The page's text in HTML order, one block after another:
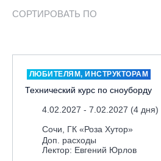
ЛЕКТОР
СОРТИРОВАТЬ ПО
ЛЮБИТЕЛЯМ, ИНСТРУКТОРАМ
Технический курс по сноуборду
4.02.2027 - 7.02.2027 (4 дня)
Сочи, ГК «Роза Хутор»
Доп. расходы
Лектор: Евгений Юрлов